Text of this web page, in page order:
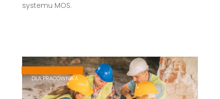
systemu MOS.
DLA PRACOWNIKA